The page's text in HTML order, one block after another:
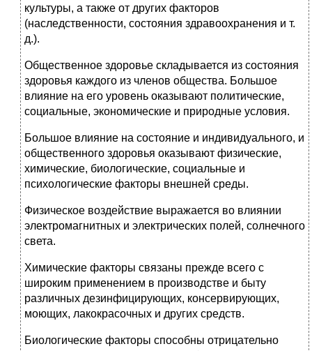
культуры, а также от других факторов
(наследственности, состояния здравоохранения и т.
д.).
Общественное здоровье складывается из состояния
здоровья каждого из членов общества. Большое
влияние на его уровень оказывают политические,
социальные, экономические и природные условия.
Большое влияние на состояние и индивидуального, и
общественного здоровья оказывают физические,
химические, биологические, социальные и
психологические факторы внешней среды.
Физическое воздействие выражается во влиянии
электромагнитных и электрических полей, солнечного
света.
Химические факторы связаны прежде всего с
широким применением в производстве и быту
различных дезинфицирующих, консервирующих,
моющих, лакокрасочных и других средств.
Биологические факторы способны отрицательно